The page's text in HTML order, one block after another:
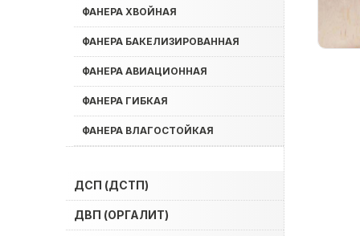
ФАНЕРА ХВОЙНАЯ
ФАНЕРА БАКЕЛИЗИРОВАННАЯ
ФАНЕРА АВИАЦИОННАЯ
ФАНЕРА ГИБКАЯ
ФАНЕРА ВЛАГОСТОЙКАЯ
ДСП (ДСТП)
ДВП (ОРГАЛИТ)